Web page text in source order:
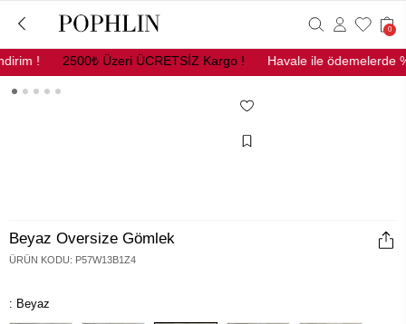
! 2500₺ Üzeri ÜCRETSİZ Kargo ! Havale ile ödemelerde
0
Beyaz Oversize Gömlek
ÜRÜN KODU: P57W13B1Z4
: Beyaz